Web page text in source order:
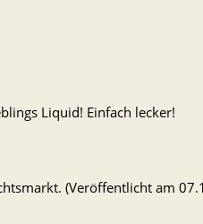
Liquid! Einfach lecker!
(Veröffentlicht am